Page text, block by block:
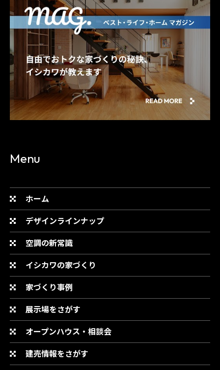
Menu
ホーム
デザインラインナップ
空調の新常識
イシカワの家づくり
家づくり事例
展示場をさがす
オープンハウス・相談会
建売情報をさがす